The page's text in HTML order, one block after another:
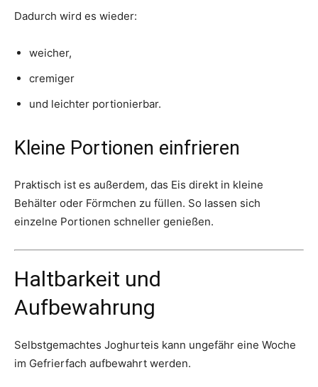
Dadurch wird es wieder:
weicher,
cremiger
und leichter portionierbar.
Kleine Portionen einfrieren
Praktisch ist es außerdem, das Eis direkt in kleine
Behälter oder Förmchen zu füllen. So lassen sich
einzelne Portionen schneller genießen.
Haltbarkeit und
Aufbewahrung
Selbstgemachtes Joghurteis kann ungefähr eine Woche
im Gefrierfach aufbewahrt werden.